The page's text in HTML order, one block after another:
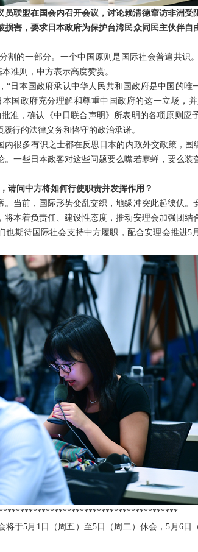
联盟在国会内召开会议，讨论赖清德窜访非洲受
害，要求日本政府为保护台湾民众同民主伙伴自
割的一部分。一个中国原则是国际社会普遍共识
准则，中方表示高度赞赏。
“日本国政府承认中华人民共和国政府是中国的唯
国政府充分理解和尊重中国政府的这一立场，
准，确认《中日联合声明》所表明的各项原则应
行的法律义务和恪守的政治承诺。
很多有识之士都在反思日本的内政外交政策，围
一些日本政客对这些问题要么噤若寒蝉，要么装
请问中方将如何行使职责并发挥作用？
当前，国际形势变乱交织，地缘冲突此起彼伏
本着负责任、建设性态度，推动安理会加强团结
期待国际社会支持中方履职，配合安理会推进5
将于5月1日（周五）至5日（周二）休会，5月6日